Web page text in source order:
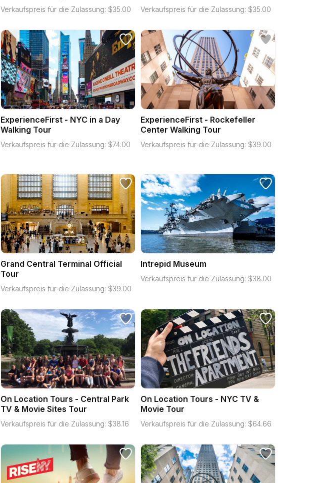
Verkaufspreis für die Zulassung: $35.00 Verkaufspreis für die Zulassung: $35.00
ExperienceFirst - NYC in a Day
Walking Tour
Verkaufspreis für die Zulassung: $74.00
ExperienceFirst - Rockefeller
Center Walking Tour
Verkaufspreis für die Zulassung: $39.00
Grand Central Terminal Official
Tour
Verkaufspreis für die Zulassung: $39.00
Intrepid Museum
Verkaufspreis für die Zulassung: $38.00
On Location Tours - Central Park
TV & Movie Sites Tour
Verkaufspreis für die Zulassung: $38.16
On Location Tours - NYC TV &
Movie Tour
Verkaufspreis für die Zulassung: $64.66